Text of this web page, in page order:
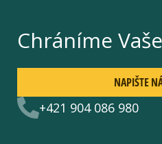
Chráníme
+421 904 086 980
NAPIŠTE